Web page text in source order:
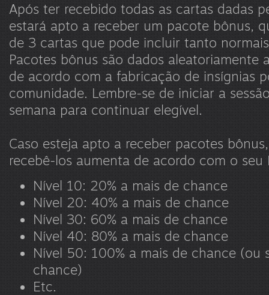
Após ter recebido todas as cartas dadas
estará apto a receber um pacote bônus,
de 3 cartas que pode incluir tanto
Pacotes bônus são dados aleatoriamente
de acordo com a fabricação de insígnias
comunidade. Lembre-se de iniciar a
semana para continuar elegível.
Caso esteja apto a receber pacotes
recebê-los aumenta de acordo com o seu
Nível 10: 20% a mais de chance
Nível 20: 40% a mais de chance
Nível 30: 60% a mais de chance
Nível 40: 80% a mais de chance
Nível 50: 100% a mais de chance (ou
chance)
Etc.